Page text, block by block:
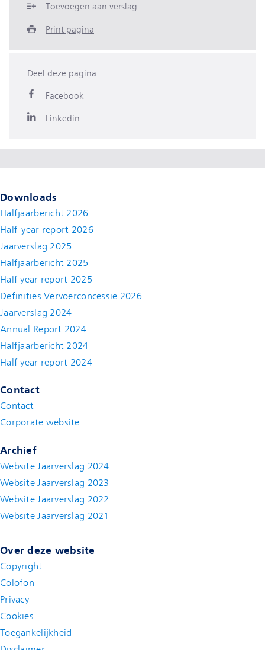
Toevoegen aan verslag
Print pagina
Deel deze pagina
Facebook
Linkedin
Downloads
Halfjaarbericht 2026
Half-year report 2026
Jaarverslag 2025
Halfjaarbericht 2025
Half year report 2025
Definities Vervoerconcessie 2026
Jaarverslag 2024
Annual Report 2024
Halfjaarbericht 2024
Half year report 2024(new window)
Contact
Contact
Corporate website
Archief
Website Jaarverslag 2024
Website Jaarverslag 2023
Website Jaarverslag 2022
Website Jaarverslag 2021
Over deze website
Copyright
Colofon
Privacy
Cookies
Toegankelijkheid